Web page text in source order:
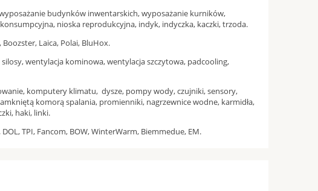
budynków inwentarskich, wyposażanie kurników,
nioska reprodukcyjna, indyk, indyczka, kaczki, trzoda.
Laica, Polai, BluHox.
wentylacja kominowa, wentylacja szczytowa, padcooling,
komputery klimatu, dysze, pompy wody, czujniki, sensory,
komorą spalania, promienniki, nagrzewnice wodne, karmidła,
haki, linki.
TPI, Fancom, BOW, WinterWarm, Biemmedue, EM.